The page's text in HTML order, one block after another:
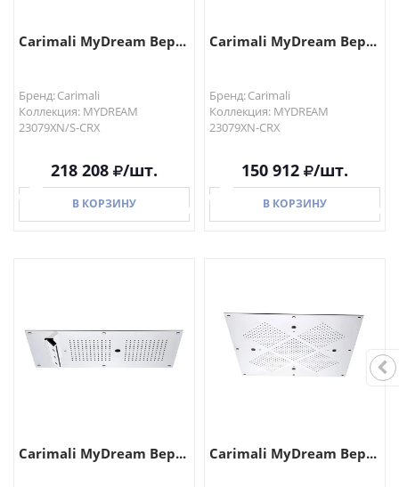
Carimali MyDream Вер...
Бренд: Carimali
Коллекция: MYDREAM
23079XN/S-CRX
218 208 /шт.
В КОРЗИНУ
Carimali MyDream Вер...
Бренд: Carimali
Коллекция: MYDREAM
23079XN-CRX
150 912 /шт.
В КОРЗИНУ
Carimali MyDream Вер... Carimali MyDream Вер...